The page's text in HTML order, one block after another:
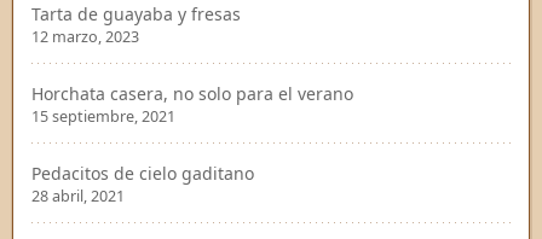
Tarta de guayaba y fresas
12 marzo, 2023
Horchata casera, no solo para el verano
15 septiembre, 2021
Pedacitos de cielo gaditano
28 abril, 2021